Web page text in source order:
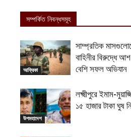
সম্পর্কিত নিবন্ধসমূহ
আফ্রিকা
সাম্প্রতিক
বাহিনীর বিরুদ্ধে
বেশি সফল অভিযান
উপমহাদেশ
লক্ষ্মীপুরে ইমাম-
১৫ হাজার টাকা ঘুষ